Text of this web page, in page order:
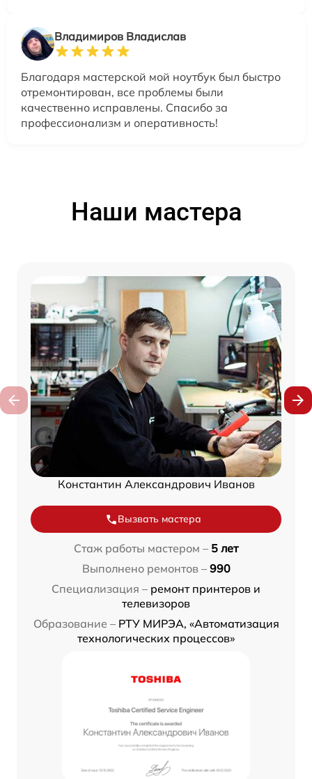
Владимиров Владислав
Благодаря мастерской мой ноутбук был быстро
отремонтирован, все проблемы были
качественно исправлены. Спасибо за
профессионализм и оперативность!
Наши мастера
Константин Александрович Иванов
Вызвать мастера
Стаж работы мастером – 5 лет
Выполнено ремонтов – 990
Специализация – ремонт принтеров и
телевизоров
Образование – РТУ МИРЭА, «Автоматизация
технологических процессов»